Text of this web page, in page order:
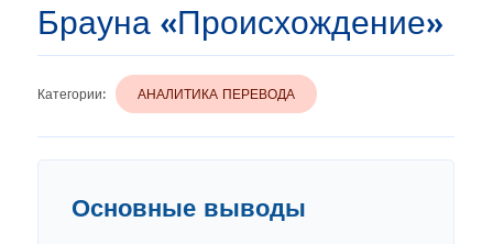
Брауна «Происхождение»
Категории: АНАЛИТИКА ПЕРЕВОДА
Основные выводы